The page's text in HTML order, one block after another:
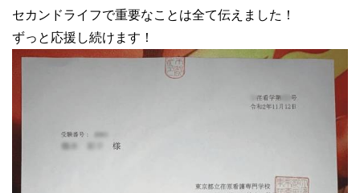
セカンドライフで重要なことは全て伝えました！
ずっと応援し続けます！